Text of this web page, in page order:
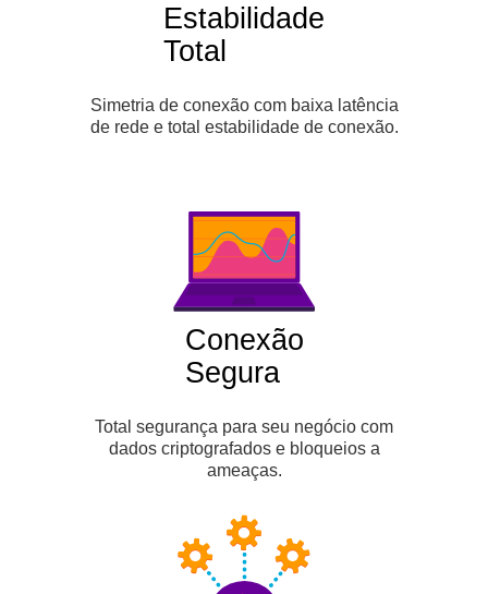
Estabilidade
Total
Simetria de conexão com baixa latência
de rede e total estabilidade de conexão.
Conexão
Segura
Total segurança para seu negócio com
dados criptografados e bloqueios a
ameaças.